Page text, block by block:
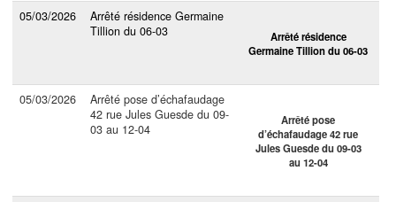
05/03/2026
Arrêté résidence Germaine
Tillion du 06-03
Arrêté résidence
Germaine Tillion du 06-03
05/03/2026
Arrêté pose d’échafaudage
42 rue Jules Guesde du 09-
03 au 12-04
Arrêté pose
d’échafaudage 42 rue
Jules Guesde du 09-03
au 12-04